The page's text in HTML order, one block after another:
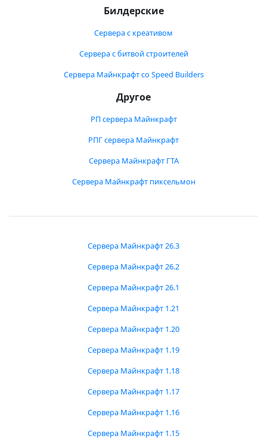
Билдерские
Сервера с креативом
Сервера с битвой строителей
Сервера Майнкрафт со Speed Builders
Другое
РП сервера Майнкрафт
РПГ сервера Майнкрафт
Сервера Майнкрафт ГТА
Сервера Майнкрафт пиксельмон
Сервера Майнкрафт 26.3
Сервера Майнкрафт 26.2
Сервера Майнкрафт 26.1
Сервера Майнкрафт 1.21
Сервера Майнкрафт 1.20
Сервера Майнкрафт 1.19
Сервера Майнкрафт 1.18
Сервера Майнкрафт 1.17
Сервера Майнкрафт 1.16
Сервера Майнкрафт 1.15